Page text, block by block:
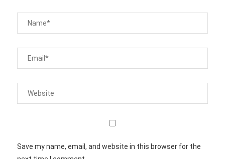
Save my name, email, and website in this browser for the